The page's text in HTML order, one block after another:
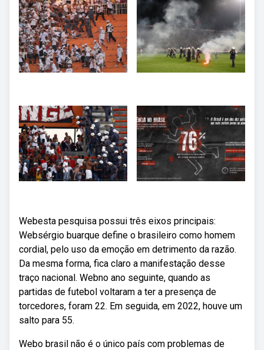
Webesta pesquisa possui três eixos principais:
Websérgio buarque define o brasileiro como homem
cordial, pelo uso da emoção em detrimento da razão.
Da mesma forma, fica claro a manifestação desse
traço nacional. Webno ano seguinte, quando as
partidas de futebol voltaram a ter a presença de
torcedores, foram 22. Em seguida, em 2022, houve um
salto para 55.
Webo brasil não é o único país com problemas de